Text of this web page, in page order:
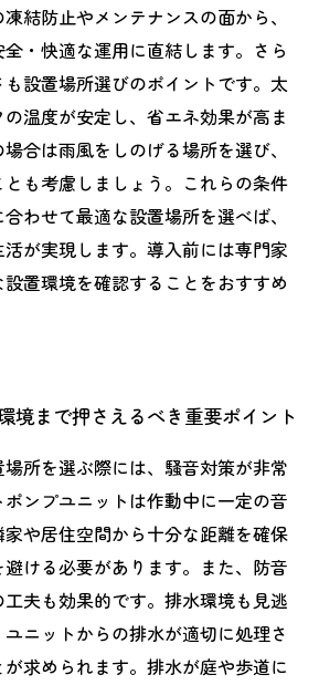
結防止やメンテナンスの面から、
・快適な運用に直結します。さら
設置場所選びのポイントです。太
温度が安定し、省エネ効果が高ま
合は雨風をしのげる場所を選び、
も考慮しましょう。これらの条件
わせて最適な設置場所を選べば、
が実現します。導入前には専門家
置環境を確認することをおすすめ
境まで押さえるべき重要ポイント
所を選ぶ際には、騒音対策が非常
ンプユニットは作動中に一定の音
や居住空間から十分な距離を確保
ける必要があります。また、防音
夫も効果的です。排水環境も見逃
ニットからの排水が適切に処理さ
求められます。排水が庭や歩道に